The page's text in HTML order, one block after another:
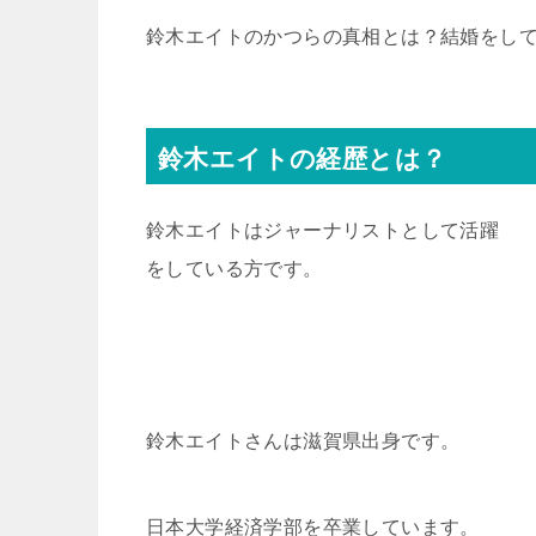
鈴木エイトのかつらの真相とは？結婚をし
鈴木エイトの経歴とは？
鈴木エイトはジャーナリストとして活躍
をしている方です。
鈴木エイトさんは滋賀県出身です。
日本大学経済学部を卒業しています。